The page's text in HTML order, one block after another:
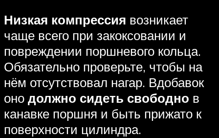
Низкая компрессия возникает
чаще всего при закоксовании и
повреждении поршневого кольца.
Обязательно проверьте, чтобы на
нём отсутствовал нагар. Вдобавок
оно должно сидеть свободно в
канавке поршня и быть прижато к
поверхности цилиндра.